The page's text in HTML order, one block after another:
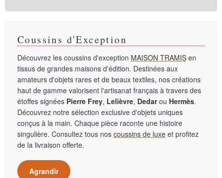
Coussins d'Exception
Découvrez les coussins d'exception MAISON TRAMIS en
tissus de grandes maisons d'édition. Destinées aux
amateurs d'objets rares et de beaux textiles, nos créations
haut de gamme valorisent l'artisanat français à travers des
étoffes signées Pierre Frey, Lelièvre, Dedarou Hermès.
Découvrez notre sélection exclusive d'objets uniques
conçus à la main. Chaque pièce raconte une histoire
singulière. Consultez tous nos coussins de luxe et profitez
de la livraison offerte.
Agrandir